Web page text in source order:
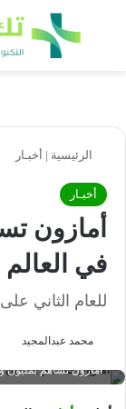
بحث عن
الرئيسية | أخبـار
أخبـار
أمازون
في
للعام الثاني
محمد عبدالمجيد
أمازون تساهم بمليون